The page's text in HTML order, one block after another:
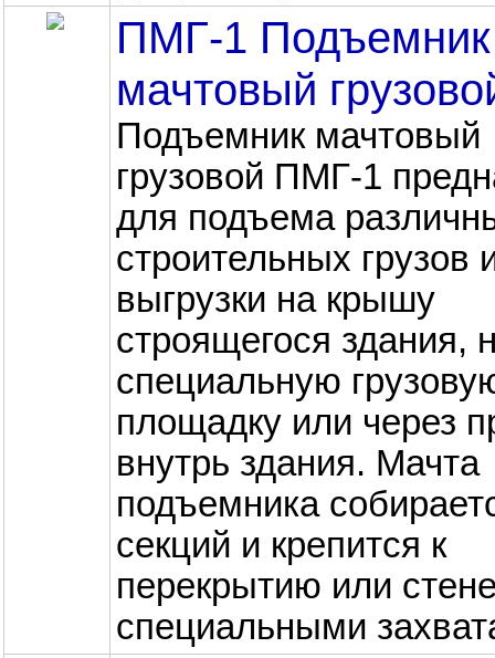
ПМГ-1 Подъемник
мачтовый
Подъемник мачтовый
грузовой ПМГ-1
для подъема
строительных грузов
выгрузки на крышу
строящегося здания,
специальную
площадку или через
внутрь здания. Мачта
подъемника
секций и крепится к
перекрытию или
специальными